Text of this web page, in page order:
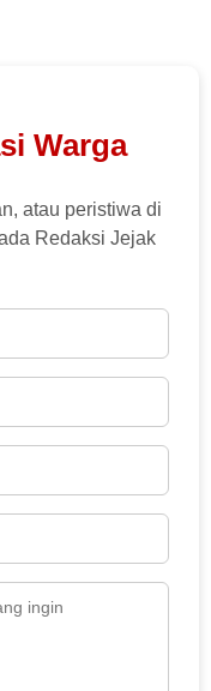
Warga
atau peristiwa di
Redaksi Jejak